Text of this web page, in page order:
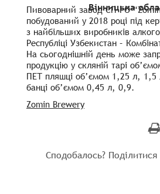
Вінницька
Пивоварний завод СП ГО
побудований у 2018 році під
з найбільших виробників
Республіці Узбекистан –
На сьогоднішній день може
продукцію у скляній тарі
ПЕТ пляшці об’ємом 1,25 л, 1,5
банці об’ємом 0,45 л, 0,9.
Zomin Brewery
Сподобалось?